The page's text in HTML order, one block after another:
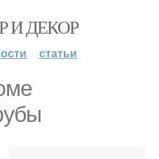
И ДЕКОР
статьи